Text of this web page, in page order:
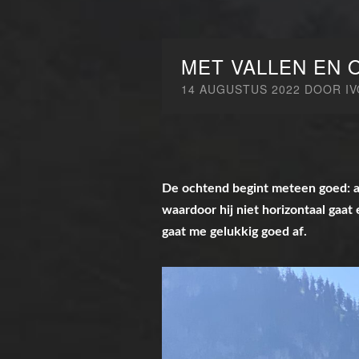
MET VALLEN EN
14 AUGUSTUS 2022 DOOR
De ochtend begint meteen goed:
waardoor hij niet horizontaal gaat
gaat me gelukkig goed af.